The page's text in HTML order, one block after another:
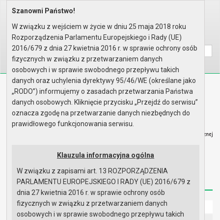
Home Prawo lokalne
Wyszukaj na stronie:
A AA
Biuletyn Informacji Publicznej
Urząd Miasta i Gminy w Gryfinie
Redakcja Instrukcja korzystania Dostępność
Strona główna
Szanowni Państwo!
W związku z wejściem w życie w dniu 25 maja 2018 roku
Rozporządzenia Parlamentu Europejskiego i Rady (UE)
2016/679 z dnia 27 kwietnia 2016 r. w sprawie ochrony osób
fizycznych w związku z przetwarzaniem danych
osobowych i w sprawie swobodnego przepływu takich
danych oraz uchylenia dyrektywy 95/46/WE (określane jako
„RODO”) informujemy o zasadach przetwarzania Państwa
danych osobowych. Kliknięcie przycisku „Przejdź do serwisu”
oznacza zgodę na przetwarzanie danych niezbędnych do
prawidłowego funkcjonowania serwisu.
Klauzula informacyjna ogólna
W związku z zapisami art. 13 ROZPORZĄDZENIA
PARLAMENTU EUROPEJSKIEGO I RADY (UE) 2016/679 z
dnia 27 kwietnia 2016 r. w sprawie ochrony osób
fizycznych w związku z przetwarzaniem danych
osobowych i w sprawie swobodnego przepływu takich